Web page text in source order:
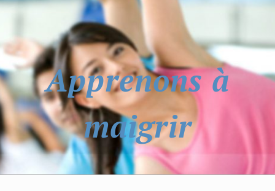
Apprenons à
maigrir